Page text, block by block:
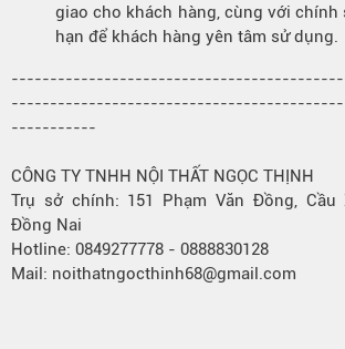
giao cho khách hàng, cùng với chính
hạn để khách hàng yên tâm sử dụng.
-----------
CÔNG TY TNHH NỘI THẤT NGỌC THỊNH
Trụ sở chính: 151 Phạm Văn Đồng, Cầu
Đồng Nai
Hotline: 0849277778 - 0888830128
Mail: noithatngocthinh68@gmail.com